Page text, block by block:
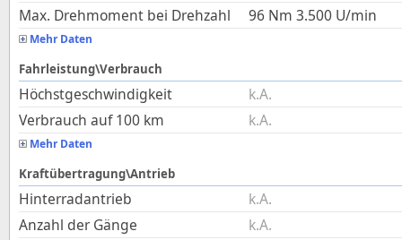
Max. Drehmoment bei Drehzahl
96 Nm 3.500 U/min
Mehr Daten
Fahrleistung\Verbrauch
Höchstgeschwindigkeit
k.A.
Verbrauch auf 100 km
k.A.
Mehr Daten
Kraftübertragung\Antrieb
Hinterradantrieb
k.A.
Anzahl der Gänge
k.A.